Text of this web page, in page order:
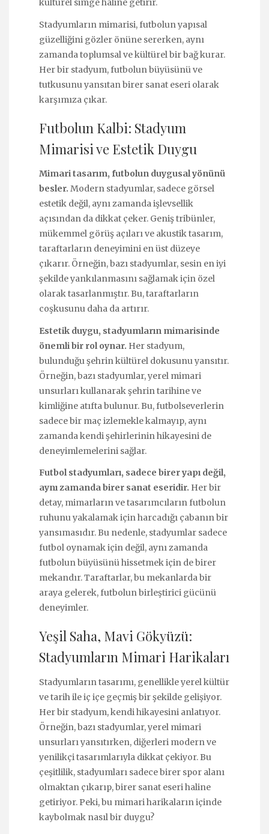
kültürel simge haline getirir.
Stadyumların mimarisi, futbolun yapısal
güzelliğini gözler önüne sererken, aynı
zamanda toplumsal ve kültürel bir bağ kurar.
Her bir stadyum, futbolun büyüsünü ve
tutkusunu yansıtan birer sanat eseri olarak
karşımıza çıkar.
Futbolun Kalbi: Stadyum
Mimarisi ve Estetik Duygu
Mimari tasarım, futbolun duygusal yönünü
besler. Modern stadyumlar, sadece görsel
estetik değil, aynı zamanda işlevsellik
açısından da dikkat çeker. Geniş tribünler,
mükemmel görüş açıları ve akustik tasarım,
taraftarların deneyimini en üst düzeye
çıkarır. Örneğin, bazı stadyumlar, sesin en iyi
şekilde yankılanmasını sağlamak için özel
olarak tasarlanmıştır. Bu, taraftarların
coşkusunu daha da artırır.
Estetik duygu, stadyumların mimarisinde
önemli bir rol oynar. Her stadyum,
bulunduğu şehrin kültürel dokusunu yansıtır.
Örneğin, bazı stadyumlar, yerel mimari
unsurları kullanarak şehrin tarihine ve
kimliğine atıfta bulunur. Bu, futbolseverlerin
sadece bir maç izlemekle kalmayıp, aynı
zamanda kendi şehirlerinin hikayesini de
deneyimlemelerini sağlar.
Futbol stadyumları, sadece birer yapı değil,
aynı zamanda birer sanat eseridir. Her bir
detay, mimarların ve tasarımcıların futbolun
ruhunu yakalamak için harcadığı çabanın bir
yansımasıdır. Bu nedenle, stadyumlar sadece
futbol oynamak için değil, aynı zamanda
futbolun büyüsünü hissetmek için de birer
mekandır. Taraftarlar, bu mekanlarda bir
araya gelerek, futbolun birleştirici gücünü
deneyimler.
Yeşil Saha, Mavi Gökyüzü:
Stadyumların Mimari Harikaları
Stadyumların tasarımı, genellikle yerel kültür
ve tarih ile iç içe geçmiş bir şekilde gelişiyor.
Her bir stadyum, kendi hikayesini anlatıyor.
Örneğin, bazı stadyumlar, yerel mimari
unsurları yansıtırken, diğerleri modern ve
yenilikçi tasarımlarıyla dikkat çekiyor. Bu
çeşitlilik, stadyumları sadece birer spor alanı
olmaktan çıkarıp, birer sanat eseri haline
getiriyor. Peki, bu mimari harikaların içinde
kaybolmak nasıl bir duygu?